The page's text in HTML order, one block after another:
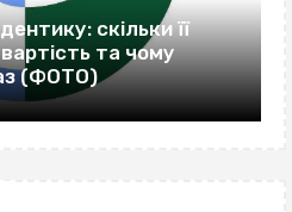
скільки її
та чому
(ФОТО)